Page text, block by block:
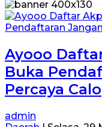
Ayooo
Buka
Percaya Calo
admin